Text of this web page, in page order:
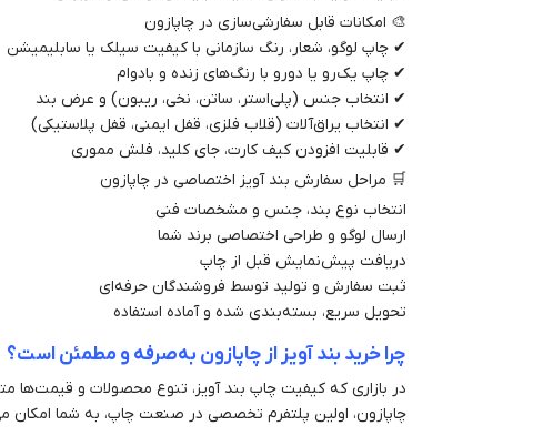
🎨 امکانات قابل سفارشی‌سازی در چاپازون
✔ چاپ لوگو، شعار، رنگ سازمانی با کیفیت سیلک یا سابلیمیشن
✔ چاپ یک‌رو یا دورو با رنگ‌های زنده و بادوام
✔ انتخاب جنس (پلی‌استر، ساتن، نخی، ریبون) و عرض بند
✔ انتخاب یراق‌آلات (قلاب فلزی، قفل ایمنی، قفل پلاستیکی)
✔ قابلیت افزودن کیف کارت، جای کلید، فلش مموری
🛒 مراحل سفارش بند آویز اختصاصی در چاپازون
انتخاب نوع بند، جنس و مشخصات فنی
ارسال لوگو و طراحی اختصاصی برند شما
دریافت پیش‌نمایش قبل از چاپ
ثبت سفارش و تولید توسط فروشندگان حرفه‌ای
تحویل سریع، بسته‌بندی شده و آماده استفاده
چرا خرید بند آویز از چاپازون به‌صرفه و مطمئن است؟
در بازاری که کیفیت چاپ بند آویز، تنوع محصولات و قیمت‌ها
چاپازون، اولین پلتفرم تخصصی در صنعت چاپ، به شما امکان